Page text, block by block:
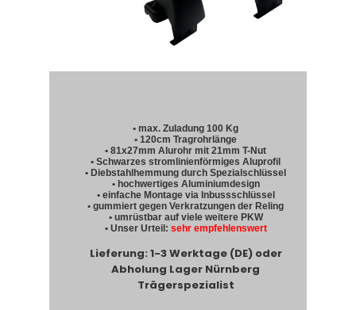
• max. Zuladung 100 Kg
• 120cm Tragrohrlänge
• 81x27mm Alurohr mit 21mm T-Nut
• Schwarzes stromlinienförmiges Aluprofil
• Diebstahlhemmung durch Spezialschlüssel
• hochwertiges Aluminiumdesign
• einfache Montage via Inbussschlüssel
• gummiert gegen Verkratzungen der Reling
• umrüstbar auf viele weitere PKW
• Unser Urteil: sehr empfehlenswert
Lieferung: 1-3 Werktage (DE) oder
Abholung Lager Nürnberg
Trägerspezialist